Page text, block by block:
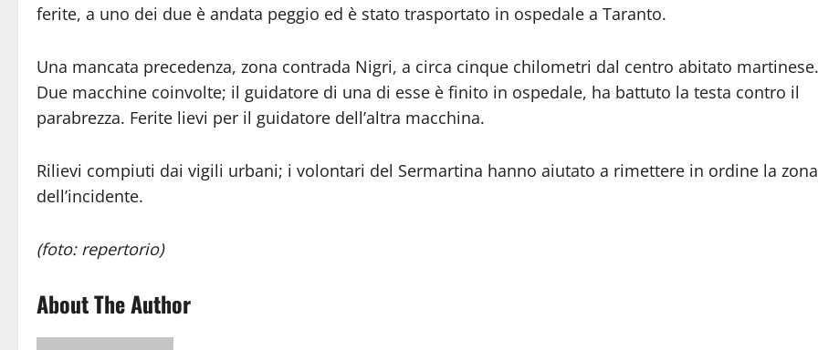
ferite, a uno dei due è andata peggio ed è stato trasportato in ospedale a Taranto.
Una mancata precedenza, zona contrada Nigri, a circa cinque chilometri dal centro abitato martinese.
Due macchine coinvolte; il guidatore di una di esse è finito in ospedale, ha battuto la testa contro il
parabrezza. Ferite lievi per il guidatore dell’altra macchina.
Rilievi compiuti dai vigili urbani; i volontari del Sermartina hanno aiutato a rimettere in ordine la zona
dell’incidente.
(foto: repertorio)
About The Author